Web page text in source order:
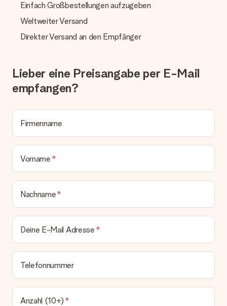
Geschenk empfangen
Was, wenn das Geschenk meine Erwartungen nicht
erfüllt?
Lösungsvorschlag unterbreitet.
Wird die Rechnung mit der Bestellung mitverschickt?
Lieferschein. Die Rechnung zu deiner Bestellung erhältst du
zeitgleich mit der Bestätigungsmail und kannst sie jederzeit in
bleibt eine echte Überraschung!
Einfach Großbestellungen aufzugeben
Weltweiter Versand
Direkter Versand an den Empfänger
Lieber eine Preisangabe per E-Mail
empfangen?
Firmenname
Vorname
Nachname
Deine E-Mail Adresse
Telefonnummer
Anzahl (10+)